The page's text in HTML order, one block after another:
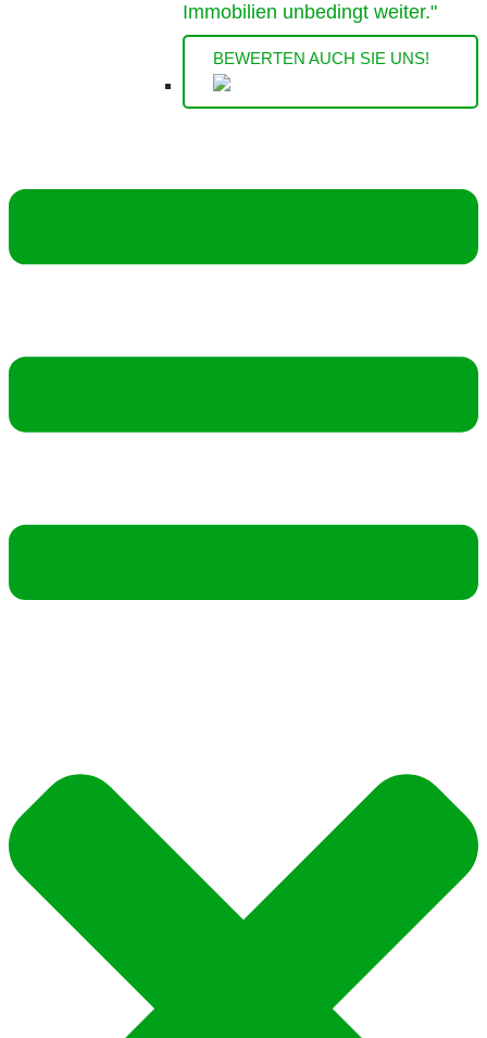
Immobilien unbedingt weiter."
BEWERTEN AUCH SIE UNS!